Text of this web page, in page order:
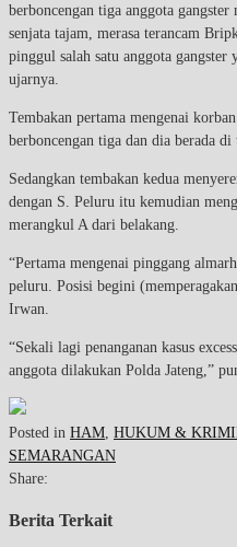
berboncengan tiga anggota
senjata tajam, merasa terancam
pinggul salah satu anggota
ujarnya.
Tembakan pertama mengenai
berboncengan tiga dan dia berada
Sedangkan tembakan kedua
dengan S. Peluru itu kemudian
merangkul A dari belakang.
“Pertama mengenai pinggang
peluru. Posisi begini
Irwan.
“Sekali lagi penanganan kasus
anggota dilakukan Polda Jateng,”
Posted in HAM HUKUM &
SEMARANGAN
Share:
Berita Terkait